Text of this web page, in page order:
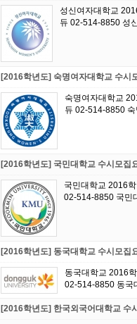
성신여자대학교
듀 02-514-8850 성
[2016학년도] 숙명여자대학교 수시
숙명여자대학교
듀 02-514-8850
[2016학년도] 국민대학교 수시모집
국민대학교 2016
02-514-8850 국민
[2016학년도] 동국대학교 수시모집
동국대학교 2016
02-514-8850 동국
[2016학년도] 한국외국어대학교 수